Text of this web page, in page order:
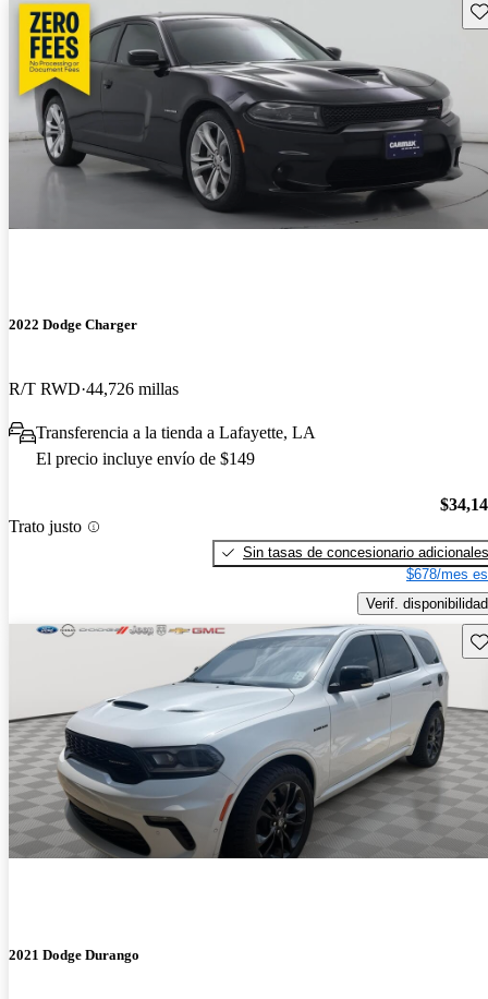
2022 Dodge Charger
R/T RWD 44,726 millas
Transferencia a la tienda a Lafayette, LA
El precio incluye envío de $149
Trato justo
Sin tasas de concesionario adicionales
$678/mes
Verif. disponibilidad
2021 Dodge Durango